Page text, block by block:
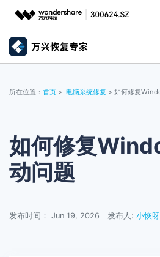
推荐产品
实用工具
关于万兴
文件修复
电脑数据恢复
破损文件修复
文章资讯
电脑数据恢复
服务与支持
联系我们
所在位置： 首页 > 电脑系统修复 > 如何修复
如何修复
动问题
发布时间： Jun 19, 2026 发布人: 小恢呀